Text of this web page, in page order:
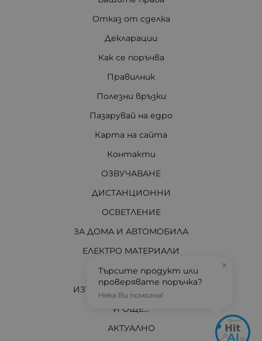
Отказ от сделка
Декларации
Как се поръчва
Правилник
Полезни връзки
Пазарувай на едро
Карта на сайта
Контакти
ОЗВУЧАВАНЕ
ДИСТАНЦИОННИ
ОСВЕТЛЕНИЕ
ЗА ДОМА И АВТОМОБИЛА
ЕЛЕКТРО МАТЕРИАЛИ
ЗА ВАС ТЕХНИЦИ
ИЗТОЧНИЦИ НА ЕНЕРГИЯ
И ОЩЕ...
АКТУАЛНО
×
Търсите продукт или
проверявате поръчка?
Нека Ви помогна!